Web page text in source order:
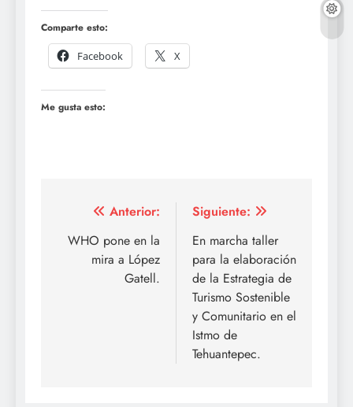
Comparte esto:
Facebook
X
Me gusta esto:
Navegación
de
entradas
Anterior:
WHO pone en la
mira a López
Gatell.
Siguiente:
En marcha taller
para la elaboración
de la Estrategia de
Turismo Sostenible
y Comunitario en el
Istmo de
Tehuantepec.